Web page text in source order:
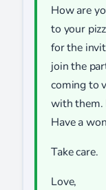
How are
to your
for the
join the
coming to
with them.
Have a
Take care.
Love,